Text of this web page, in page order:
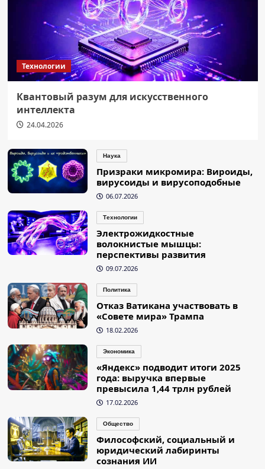
Технологии
Квантовый разум для искусственного
интеллекта
24.04.2026
Наука
Призраки микромира: Вироиды,
вирусоиды и вирусоподобные
06.07.2026
Технологии
Электрожидкостные
волокнистые мышцы:
перспективы развития
09.07.2026
Политика
Отказ Ватикана участвовать в
«Совете мира» Трампа
18.02.2026
Экономика
«Яндекс» подводит итоги 2025
года: выручка впервые
превысила 1,44 трлн рублей
17.02.2026
Общество
Философский, социальный и
юридический лабиринты
сознания ИИ